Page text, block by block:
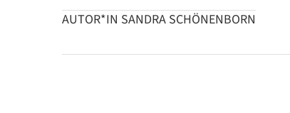
AUTOR*IN SANDRA SCHÖNENBORN